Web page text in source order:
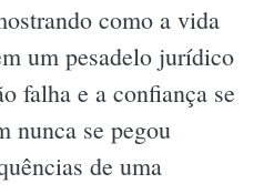
como a vida
um pesadelo jurídico
falha e a confiança se
nunca se pegou
de uma